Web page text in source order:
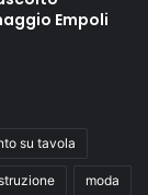
Empoli
su tavola
moda